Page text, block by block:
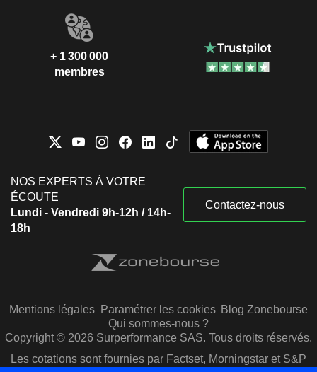
+ 1 300 000
membres
NOS EXPERTS À VOTRE
ÉCOUTE
Lundi - Vendredi 9h-12h / 14h-
18h
Contactez-nous
Mentions légales Paramétrer les cookies Blog Zonebourse
Qui sommes-nous ?
Copyright © 2026 Surperformance SAS. Tous droits réservés.
Les cotations sont fournies par Factset, Morningstar et S&P